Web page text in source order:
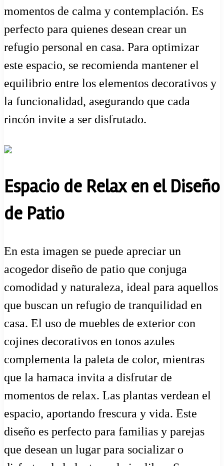
momentos de calma y contemplación. Es
perfecto para quienes desean crear un
refugio personal en casa. Para optimizar
este espacio, se recomienda mantener el
equilibrio entre los elementos decorativos y
la funcionalidad, asegurando que cada
rincón invite a ser disfrutado.
Espacio de Relax en el Diseño
de Patio
En esta imagen se puede apreciar un
acogedor diseño de patio que conjuga
comodidad y naturaleza, ideal para aquellos
que buscan un refugio de tranquilidad en
casa. El uso de muebles de exterior con
cojines decorativos en tonos azules
complementa la paleta de color, mientras
que la hamaca invita a disfrutar de
momentos de relax. Las plantas verdean el
espacio, aportando frescura y vida. Este
diseño es perfecto para familias y parejas
que desean un lugar para socializar o